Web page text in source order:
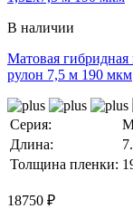
В наличии
Матовая
рулон 7,5 м 190 мкм
Серия:
Длина:
Толщина пленки:
18750 ₽